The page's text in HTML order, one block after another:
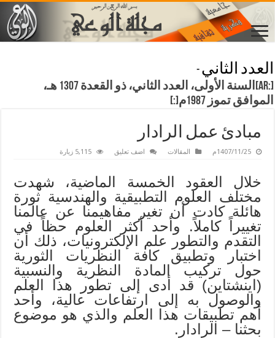
العدد الثاني -
[:ar]السنة الأولى، العدد الثاني، ذو القعدة 1307 هـ،
الموافق تموز 1987م[:]
مبادئ عمل الرادار
1407/11/25م المقالات اضف تعليق 5,115 زيارة
خلال العقود الخمسة الماضية، شهدت
مختلف العلوم التطبيقية والهندسية ثورة
هائلة كادت أن تغير مفاهيمنا عن عالمنا
تغييراً كاملاً. وأحد أكثر العلوم حظاً في
التقدم والتطور علم الإلكترونيات، ذلك أن
اختبار وتطبيق كافة النظريات الثورية
حول تركيب المادة النظرية والنسبية
(اينشتاين) قد أدى إلى تطور هذا العلم
والوصول به إلى ارتفاعات عالية، وأحد
أهم تطبيقات هذا العلم والذي هو موضوع
بحثنا – الرادار.